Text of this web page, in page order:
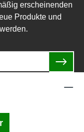
erscheinenden
Produkte und